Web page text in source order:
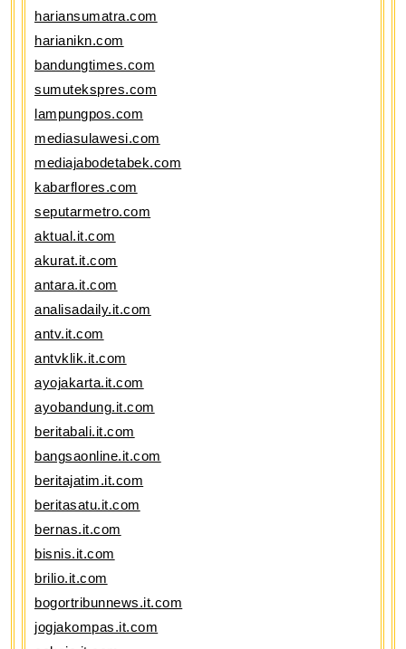
hariansumatra.com
harianikn.com
bandungtimes.com
sumutekspres.com
lampungpos.com
mediasulawesi.com
mediajabodetabek.com
kabarflores.com
seputarmetro.com
aktual.it.com
akurat.it.com
antara.it.com
analisadaily.it.com
antv.it.com
antvklik.it.com
ayojakarta.it.com
ayobandung.it.com
beritabali.it.com
bangsaonline.it.com
beritajatim.it.com
beritasatu.it.com
bernas.it.com
bisnis.it.com
brilio.it.com
bogortribunnews.it.com
jogjakompas.it.com